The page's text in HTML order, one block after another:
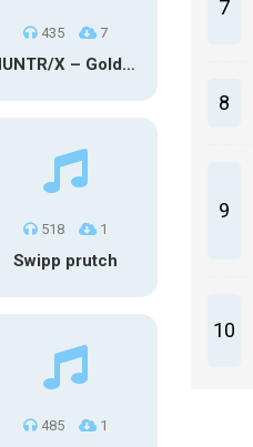
435 7
HUNTR/X – Golden (Glowin’ Version)
518 1
Swipp prutch
485 1
7
8
9
10